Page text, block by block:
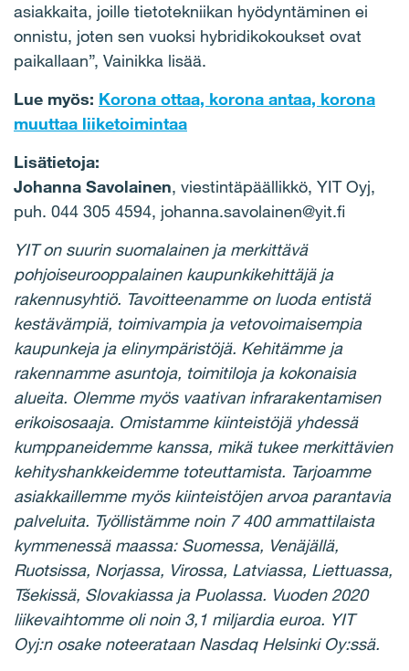
asiakkaita, joille tietotekniikan hyödyntäminen ei
onnistu, joten sen vuoksi hybridikokoukset ovat
paikallaan”, Vainikka lisää.
Lue myös: Korona ottaa, korona antaa, korona
muuttaa liiketoimintaa
Lisätietoja:
Johanna Savolainen, viestintäpäällikkö, YIT Oyj,
puh. 044 305 4594, johanna.savolainen@yit.fi
YIT on suurin suomalainen ja merkittävä
pohjoiseurooppalainen kaupunkikehittäjä ja
rakennusyhtiö. Tavoitteenamme on luoda entistä
kestävämpiä, toimivampia ja vetovoimaisempia
kaupunkeja ja elinympäristöjä. Kehitämme ja
rakennamme asuntoja, toimitiloja ja kokonaisia
alueita. Olemme myös vaativan infrarakentamisen
erikoisosaaja. Omistamme kiinteistöjä yhdessä
kumppaneidemme kanssa, mikä tukee merkittävien
kehityshankkeidemme toteuttamista. Tarjoamme
asiakkaillemme myös kiinteistöjen arvoa parantavia
palveluita. Työllistämme noin 7 400 ammattilaista
kymmenessä maassa: Suomessa, Venäjällä,
Ruotsissa, Norjassa, Virossa, Latviassa, Liettuassa,
Tšekissä, Slovakiassa ja Puolassa. Vuoden 2020
liikevaihtomme oli noin 3,1 miljardia euroa. YIT
Oyj:n osake noteerataan Nasdaq Helsinki Oy:ssä.